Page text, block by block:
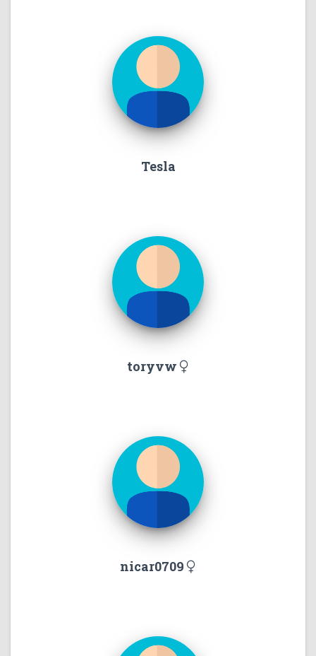
Tesla
toryvw
nicar0709